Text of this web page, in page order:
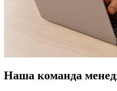
Наша команда